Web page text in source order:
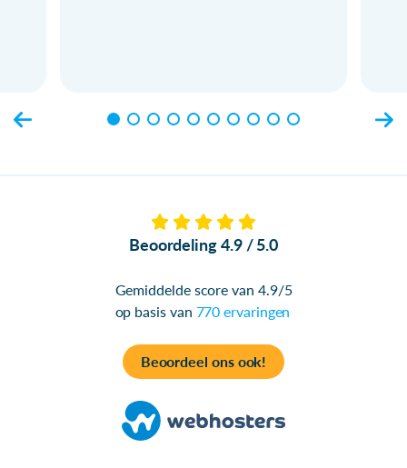
Beoordeling 4.9 / 5.0
Gemiddelde score van 4.9/5
op basis van 770 ervaringen
Beoordeel ons ook!